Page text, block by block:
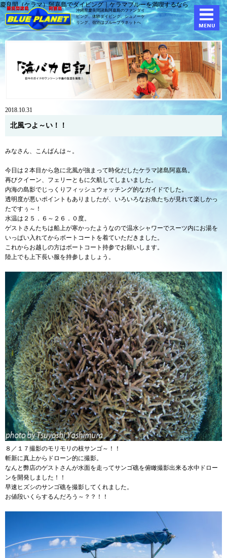
慶良間（ケラマ）阿嘉島でダイビング｜ケラマブルーを満喫するなら
沖縄県慶良間諸島阿嘉島のファンダイ
ビング、体験ダイビング、シュノーケ
リング、宿泊はブループラネットへ
2018.10.31
北風つよ～い！！
みなさん、こんばんは～。
今日は２本目から急に北風が強まって時化だしたケラマ諸島阿嘉島。
再びクイーン、フェリーともに欠航してしまいました。
内海の島影でじっくりフィッシュウォッチング的なガイドでした。
透明度が悪いポイントもありましたが、いろいろなお魚たちが見れて楽しかっ
たですぅ～！
水温は２５．６～２６．０度。
ゲストさんたちは船上が寒かったようなので温水シャワーでスーツ内にお湯を
いっぱい入れてからボートコートを着ていただきました。
これからお越しの方はボートコート持参でお願いします。
陸上でも上下長い服を持参しましょう。
８／１７撮影のモリモリの枝サンゴ～！！
斬新に真上からドローン的に撮影。
なんと弊店のゲストさんが水面を走ってサンゴ礁を俯瞰撮影出来る水中ドロー
ンを開発しました！！
早速ヒズシのサンゴ礁を撮影してくれました。
お値段いくらするんだろう～？？！！